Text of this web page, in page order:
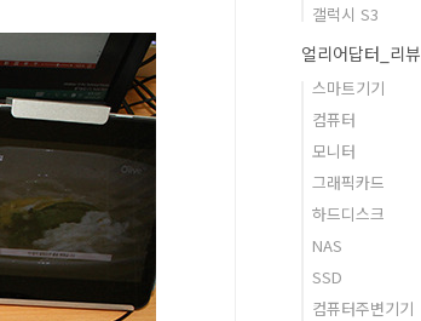
갤럭시 S3
얼리어답터_리뷰
스마트기기
컴퓨터
모니터
그래픽카드
하드디스크
NAS
SSD
컴퓨터주변기기